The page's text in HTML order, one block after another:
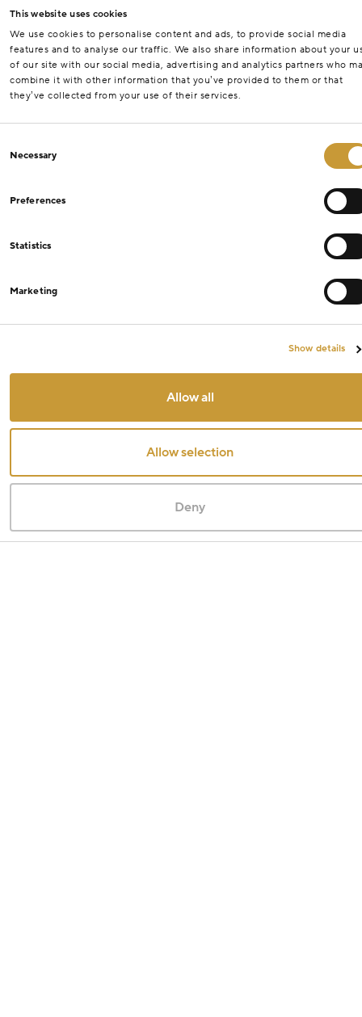
This website uses cookies
We use cookies to personalise content and ads, to provide social media
features and to analyse our traffic. We also share information about your
of our site with our social media, advertising and analytics partners who
combine it with other information that you’ve provided to them or that
they’ve collected from your use of their services.
Selection
Necessary
Preferences
Statistics
Marketing
Show details
Allow all
Allow selection
Deny